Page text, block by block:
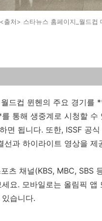
<출처> 스타뉴스 홈페이지_월드컵
드컵 뮌헨의 주요 경기를
통해 생중계로 시청할 수
면 됩니다. 또한, ISSF 공
과 하이라이트 영상을 제
츠 채널(KBS, MBC, SBS
요. 모바일로는 올림픽
습니다.